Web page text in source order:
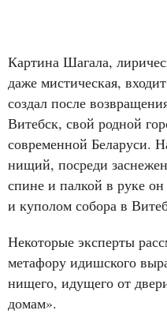
Картина Шагала,
даже мистическая,
создал после
Витебск, свой родной
современной Беларуси.
нищий, посреди
спине и палкой в руке
и куполом собора в
Некоторые эксперты
метафору идишского
нищего, идущего от
домам».